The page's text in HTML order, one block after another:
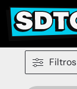
Filtros